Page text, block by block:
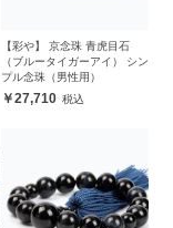
【彩や】 京念珠 青虎目石
（ブルータイガーアイ） シン
プル念珠（男性用）
27,710